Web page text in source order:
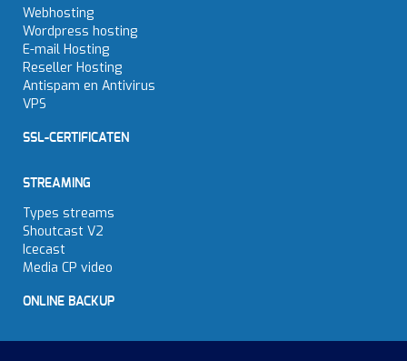
Webhosting
Wordpress hosting
E-mail Hosting
Reseller Hosting
Antispam en Antivirus
VPS
SSL-CERTIFICATEN
STREAMING
Types streams
Shoutcast V2
Icecast
Media CP video
ONLINE BACKUP